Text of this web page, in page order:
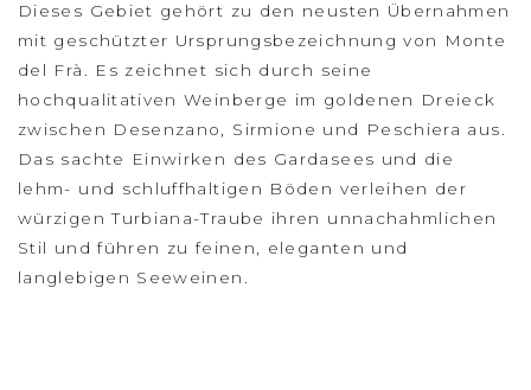
Dieses Gebiet gehört zu den neusten Übernahmen
mit geschützter Ursprungsbezeichnung von Monte
del Frà. Es zeichnet sich durch seine
hochqualitativen Weinberge im goldenen Dreieck
zwischen Desenzano, Sirmione und Peschiera aus.
Das sachte Einwirken des Gardasees und die
lehm- und schluffhaltigen Böden verleihen der
würzigen Turbiana-Traube ihren unnachahmlichen
Stil und führen zu feinen, eleganten und
langlebigen Seeweinen.